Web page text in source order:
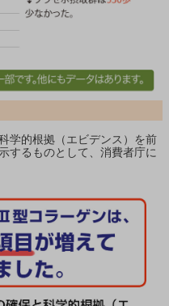
学的根拠（エビデンス）を前
するものとして、消費者庁に